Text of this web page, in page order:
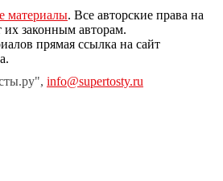
материалы. Все авторские права на
законным авторам.
прямая ссылка на сайт
info@supertosty.ru